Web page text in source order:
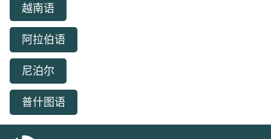
越南语
阿拉伯语
尼泊尔
普什图语